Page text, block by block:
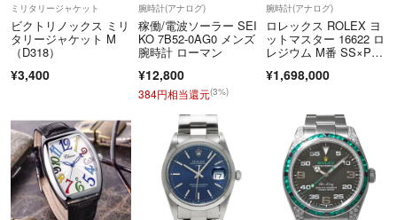
ミリタリージャケット
ビクトリノックス ミリ
タリージャケット M
（D318）
¥3,400
腕時計(アナログ)
稼働/電波ソーラー SEI
KO 7B52-0AG0 メンズ
腕時計 ローマン
¥12,800
384円相当還元(3%)
腕時計(アナログ)
ロレックス ROLEX ヨ
ットマスター 16622 ロ
レジウム M番 SS×P
計
¥1,698,000